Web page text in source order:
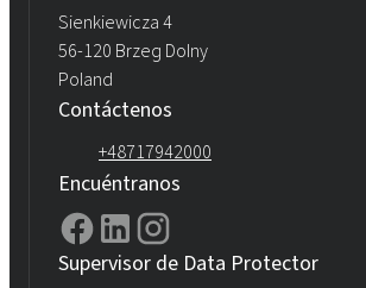
Sienkiewicza 4
56-120 Brzeg Dolny
Poland
Contáctenos
+48717942000
Encuéntranos
Supervisor de Data Protector